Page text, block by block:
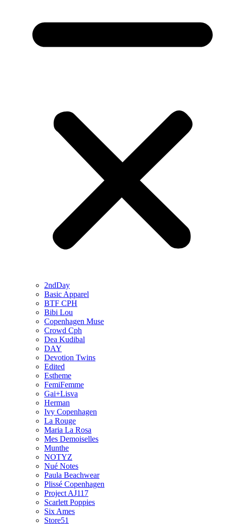
2ndDay
Basic Apparel
BTF CPH
Bibi Lou
Copenhagen Muse
Crowd Cph
Dea Kudibal
DAY
Devotion Twins
Edited
Estheme
FemiFemme
Gai+Lisva
Herman
Ivy Copenhagen
La Rouge
Maria La Rosa
Mes Demoiselles
Munthe
NOTYZ
Nué Notes
Paula Beachwear
Plissé Copenhagen
Project AJ117
Scarlett Poppies
Six Ames
Store51